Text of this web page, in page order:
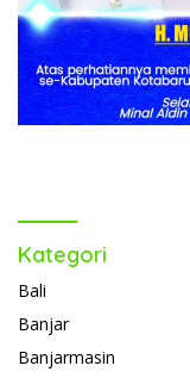
Kategori
Bali
Banjar
Banjarmasin